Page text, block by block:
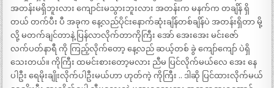
အတန်းမရှိဘူးလား ကျောင်းမသွားဘူးလား အတန်းက မနက်က တချိန် ရှိ
တယ် တက်ပီး ပီ အခုက နေ့လည်ပိုင်းနောက်ဆုံးချိန်တစ်ချိန်ပဲ အတန်းရှိတာ မို့
လို့ မတက်ချင်တာနဲ့ ပြန်လာလိုက်တာကိုကြီး အော် အေးအေး မင်းဇော်
လက်ပတ်နာရီ ကို ကြည့်လိုက်တော့ နေ့လည် ဆယ့်တစ် ခွဲ ကျော်ကျော် ပဲရှိ
သေးတယ်။ ကိုကြီး ထမင်းစားတော့မလား ညီမ ပြင်လိုက်မယ်လေ အေး နေ
ပါဦး ရေမိုးချိုးလိုက်ပါဦးမယ်ဟာ ဟုတ်ကဲ့ ကိုကြီး .. ဒါဆို ပြင်ထားလိုက်မယ်